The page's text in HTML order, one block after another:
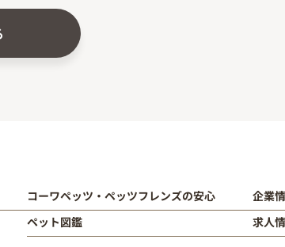
コーワペッツ・ペッツフレンズの安心
ペット図鑑
企業
求人